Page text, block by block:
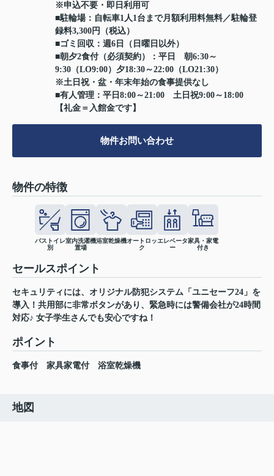
※申込不要・即日利用可
■駐輪場：自転車1人1台まで月額利用料無料／駐輪登
録料3,300円（税込）
■ゴミ回収：週6日（日曜日以外）
■朝夕2食付（必須契約）：平日 朝6:30～
9:30（LO9:00）夕18:30～22:00（LO21:30）
※土日祝・盆・年末年始の食事提供なし
■有人管理：平日8:00～21:00 土日祝9:00～18:00
【礼金＝入館金です】
物件お問い合わせ
物件の特徴
バストイレ
別
室内洗濯機
置場
浴室乾燥機オートロッ
ク
エレベータ
ー
家具・家電
付き
セールスポイント
セキュリティには、オリジナル防犯システム「ユニセーフ24」を
導入！共用部に非常ボタンがあり、緊急時には警備会社が24時間
対応♪ 女子学生さんでも安心ですね！
ポイント
食事付 家具家電付 浴室乾燥機
地図